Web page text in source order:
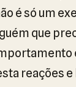
é só um
que
reações e